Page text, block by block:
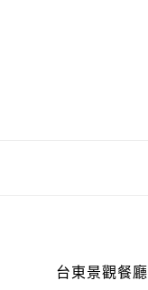
台東景觀餐